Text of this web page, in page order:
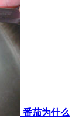
番茄为什么